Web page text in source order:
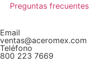
Preguntas frecuentes
Email
ventas@aceromex.com
Teléfono
800 223 7669